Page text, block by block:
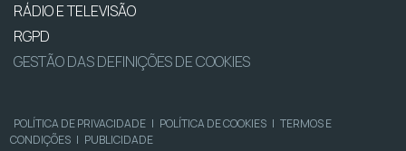
RÁDIO E TELEVISÃO
RGPD
GESTÃO DAS DEFINIÇÕES DE COOKIES
POLÍTICA DE PRIVACIDADE | POLÍTICA DE COOKIES | TERMOS E
CONDIÇÕES | PUBLICIDADE